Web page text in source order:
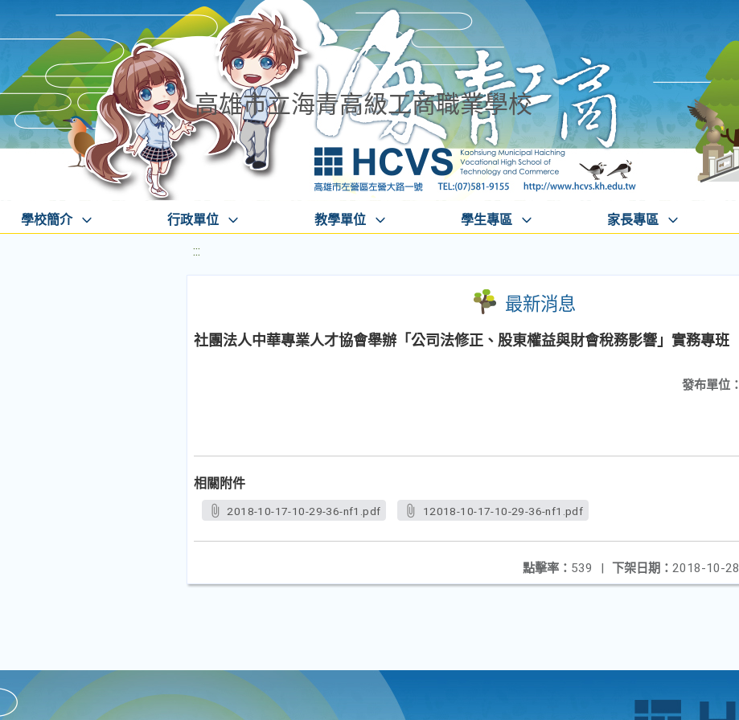
高雄市立海青高級工商職業學校
學校簡介 行政單位 教學單位 學生專區 家長專區
:::
最新消息
社團法人中華專業人才協會舉辦「公司法修正、股東權益與財會稅務影響」實務專班
發布單位：
相關附件
2018-10-17-10-29-36-nf1.pdf 12018-10-17-10-29-36-nf1.pdf
下架日期： 2018-10-28
點擊率： 539 |